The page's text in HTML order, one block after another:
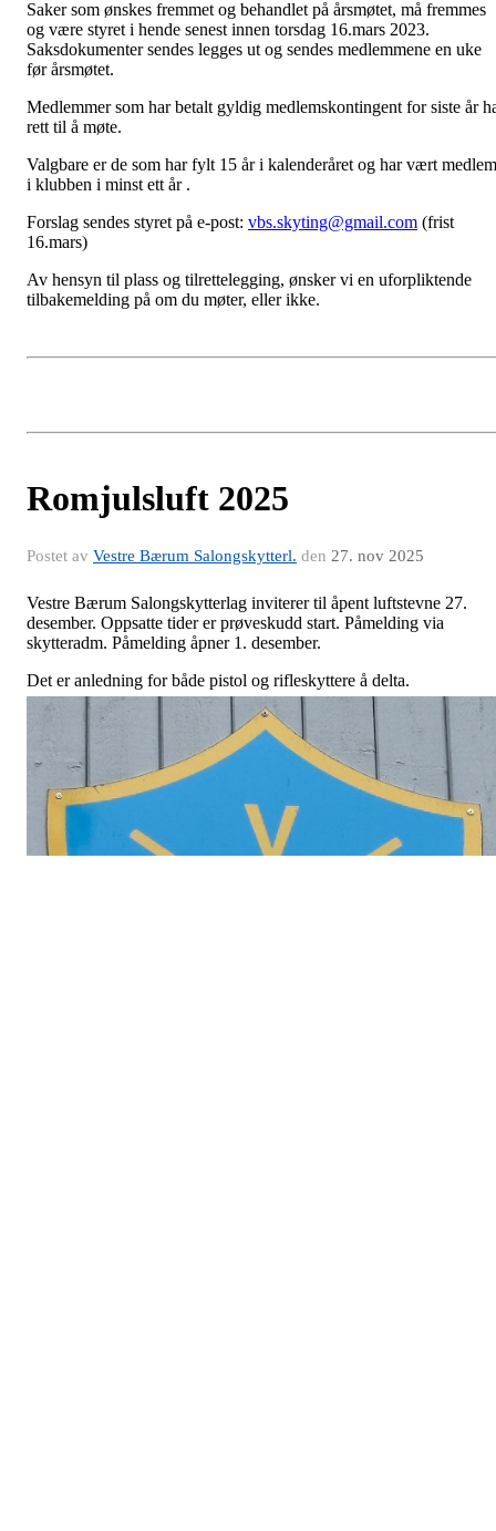
Saker som ønskes fremmet og behandlet på årsmøtet, må fremmes
og være styret i hende senest innen torsdag 16.mars 2023.
Saksdokumenter sendes legges ut og sendes medlemmene en uke
før årsmøtet.
Medlemmer som har betalt gyldig medlemskontingent for siste år
rett til å møte.
Valgbare er de som har fylt 15 år i kalenderåret og har vært medlem
i klubben i minst ett år .
Forslag sendes styret på e-post: vbs.skyting@gmail.com (frist
16.mars)
Av hensyn til plass og tilrettelegging, ønsker vi en uforpliktende
tilbakemelding på om du møter, eller ikke.
Romjulsluft 2025
Postet av Vestre Bærum Salongskytterl. den 27. nov 2025
Vestre Bærum Salongskytterlag inviterer til åpent luftstevne 27.
desember. Oppsatte tider er prøveskudd start. Påmelding via
skytteradm. Påmelding åpner 1. desember.
Det er anledning for både pistol og rifleskyttere å delta.